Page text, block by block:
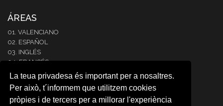
La teua privadesa és important per a nosaltres.
Per això, t´informem que utilitzem cookies
pròpies i de tercers per a millorar l'experiència
ÁREAS
01. VALENCIANO
02. ESPAÑOL
03. INGLÉS
04. FRANCÉS
05. ITALIANO
06. ALEMÁN
07. PORTUGUÉS
08. COREANO